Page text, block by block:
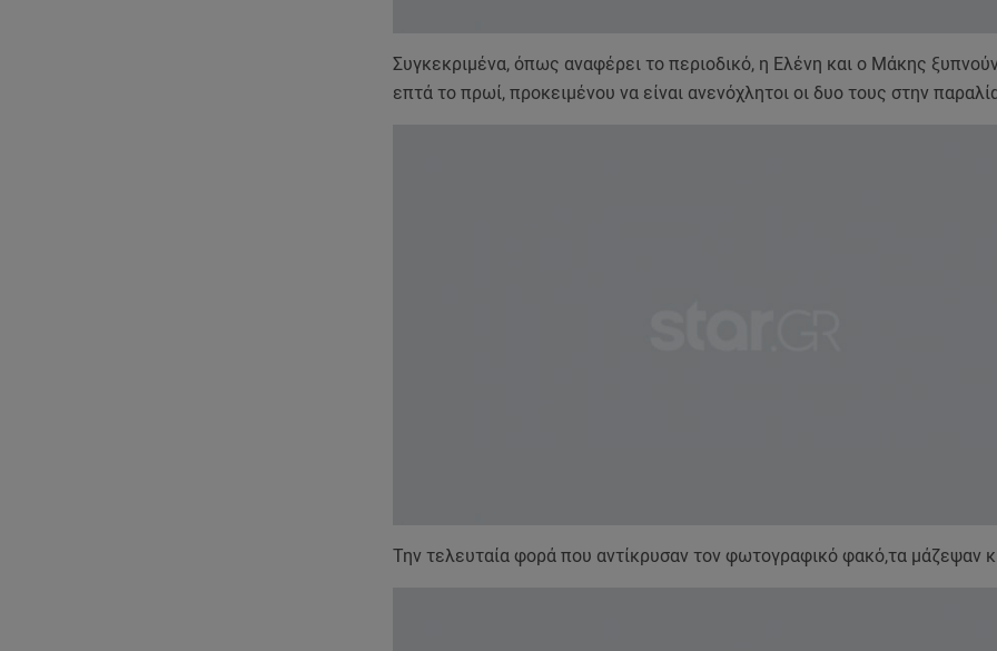
Συγκεκριμένα, όπως αναφέρει το περιοδικό, η Ελένη και ο Μάκης
επτά το πρωί, προκειμένου να είναι ανενόχλητοι οι δυο τους στην
Την τελευταία φορά που αντίκρυσαν τον φωτογραφικό φακό,τα μάζεψαν